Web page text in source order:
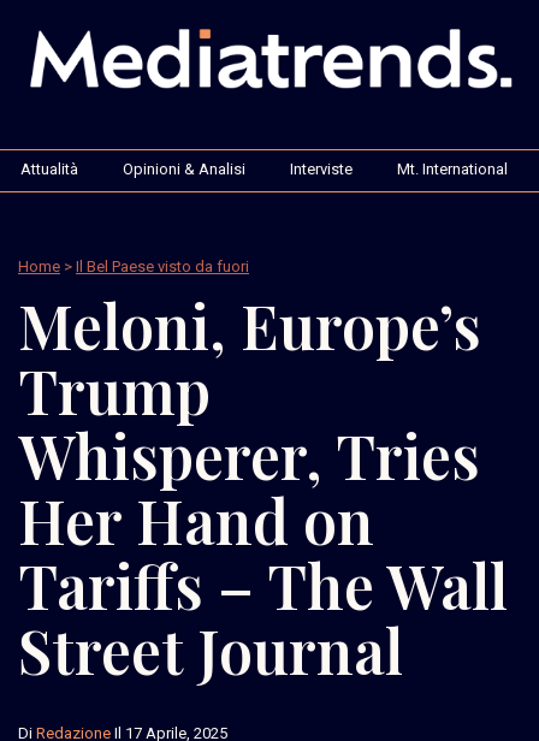
Attualità Opinioni & Analisi Interviste Mt. International
Home > Il Bel Paese visto da fuori
Meloni, Europe’s
Trump
Whisperer, Tries
Her Hand on
Tariffs – The Wall
Street Journal
Di Redazione Il 17 Aprile, 2025